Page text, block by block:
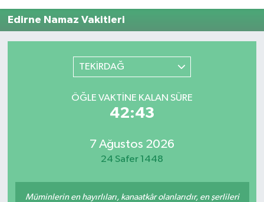
Edirne Namaz Vakitleri
TEKİRDAĞ
ÖĞLE VAKTINE KALAN SÜRE
42:43
7 Ağustos 2026
24 Safer 1448
Müminlerin en hayırlıları, kanaatkâr olanlarıdır, en şerlileri
Süper Lig Puan Durumu ve Fikstür
Tüm Manşetler